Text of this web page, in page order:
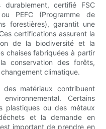
certifié FSC
PEFC (Programme de
forestières), garantit une
certifications assurent la
de la biodiversité et la
chaises fabriquées à partir
conservation des forêts,
climatique.
matériaux contribuent
Certains
plastiques ou des métaux
et la demande en
important de prendre en